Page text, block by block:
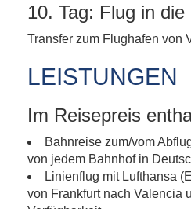
10. Tag: Flug in die
Transfer zum Flughafen von
LEISTUNGEN
Im Reisepreis
Bahnreise zum/vom
von jedem Bahnhof in
Linienflug mit Lufthansa
von Frankfurt nach Valencia